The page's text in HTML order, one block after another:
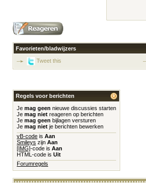
Favorieten/bladwijzers
Tweet this
Regels voor berichten
Je mag geen nieuwe discussies starten
Je mag niet reageren op berichten
Je mag geen bijlagen versturen
Je mag niet je berichten bewerken
vB-code is Aan
Smileys zijn Aan
[IMG]-code is Aan
HTML-code is Uit
Forumregels